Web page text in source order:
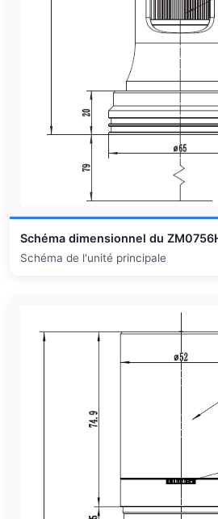
Schéma dimensionnel du
Schéma de l'unité principale